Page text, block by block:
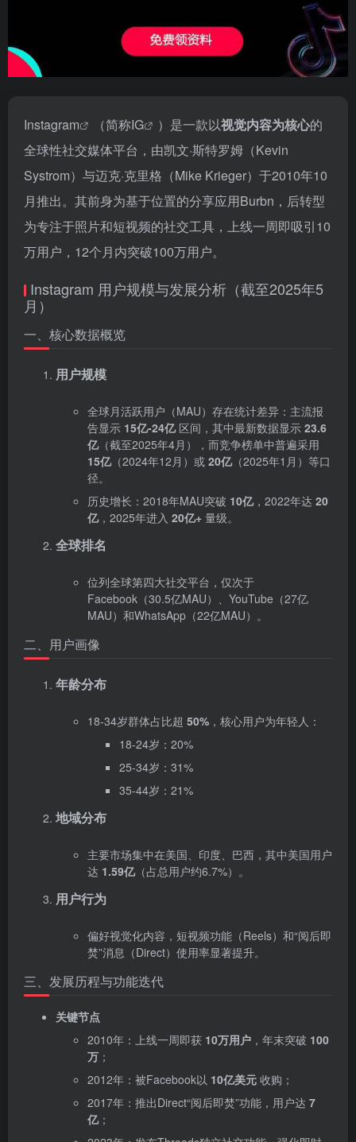
Instagram （简称IG ）是一款以‌视觉内容为核心‌的
全球性社交媒体平台，由凯文·斯特罗姆（Kevin
Systrom）与迈克·克里格（Mike Krieger）于2010年10
月推出。其前身为基于位置的分享应用Burbn，后转型
为专注于照片和短视频的社交工具，上线一周即吸引10
万用户，12个月内突破100万用户。
Instagram 用户规模与发展分析（截至2025年5
月）
一、核心数据概览
用户规模
全球月活跃用户（MAU）存在统计差异：主流报
告显示 ‌ 15亿-24亿‌ 区间，其中最新数据显示 ‌ 23.6
亿‌（截至2025年4月），而竞争榜单中普遍采用
15亿‌（2024年12月）或 ‌ 20亿‌（2025年1月）等口
径。
历史增长：2018年MAU突破 ‌ 10亿‌，2022年达 ‌ 20
亿‌，2025年进入 ‌ 20亿+ ‌ 量级。
全球排名
位列全球第四大社交平台，仅次于
Facebook（30.5亿MAU）、YouTube（27亿
MAU）和WhatsApp（22亿MAU）。
二、用户画像
年龄分布
18-34岁群体占比超 ‌ 50% ‌，核心用户为年轻人：
18-24岁：20%
25-34岁：31%
35-44岁：21%
地域分布
主要市场集中在美国、印度、巴西，其中美国用户
达 ‌ 1.59亿‌（占总用户约6.7%）。
用户行为
偏好视觉化内容，短视频功能（Reels）和“阅后即
焚”消息（Direct）使用率显著提升。
三、发展历程与功能迭代
关键节点
2010年：上线一周即获 ‌ 10万用户 ‌，年末突破 ‌ 100
万 ‌；
2012年：被Facebook以 ‌ 10亿美元 ‌ 收购；
2017年：推出Direct“阅后即焚”功能，用户达 ‌ 7
亿‌；